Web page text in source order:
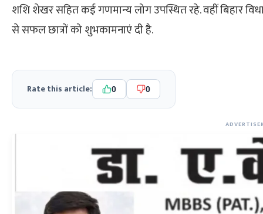
शशि शेखर सहित कई गणमान्य लोग उपस्थित रहे. वहीं बिहार
से सफल छात्रों को शुभकामनाएं दी है.
Rate this article: 0 0